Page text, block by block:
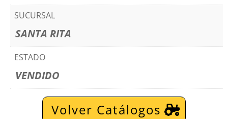
SUCURSAL
SANTA RITA
ESTADO
VENDIDO
Volver Catálogos